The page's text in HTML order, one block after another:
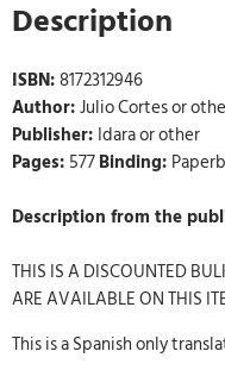
Description
ISBN:8172312946
Author:Julio Cortes or
Publisher: Idara or other
Pages: 577Binding:
Description from the
THIS IS A DISCOUNTED
ARE AVAILABLE ON THIS
This is a Spanish only